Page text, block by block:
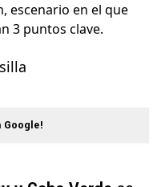
escenario en el que
3 puntos clave.
Google!